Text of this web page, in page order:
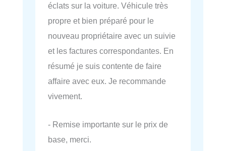
éclats sur la voiture. Véhicule très
propre et bien préparé pour le
nouveau propriétaire avec un suivie
et les factures correspondantes. En
résumé je suis contente de faire
affaire avec eux. Je recommande
vivement.
- Remise importante sur le prix de
base, merci.